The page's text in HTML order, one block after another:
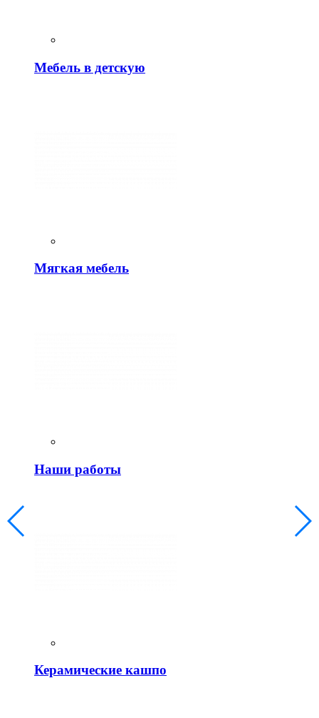
Мебель в детскую
Мягкая мебель
Наши работы
Керамические кашпо